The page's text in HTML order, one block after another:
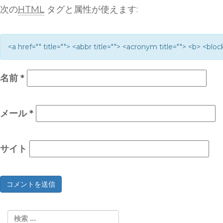
次のHTML タグと属性が使えます:
<a href="" title=""> <abbr title=""> <acronym title=""> <b>
名前 *
メール*
サイト